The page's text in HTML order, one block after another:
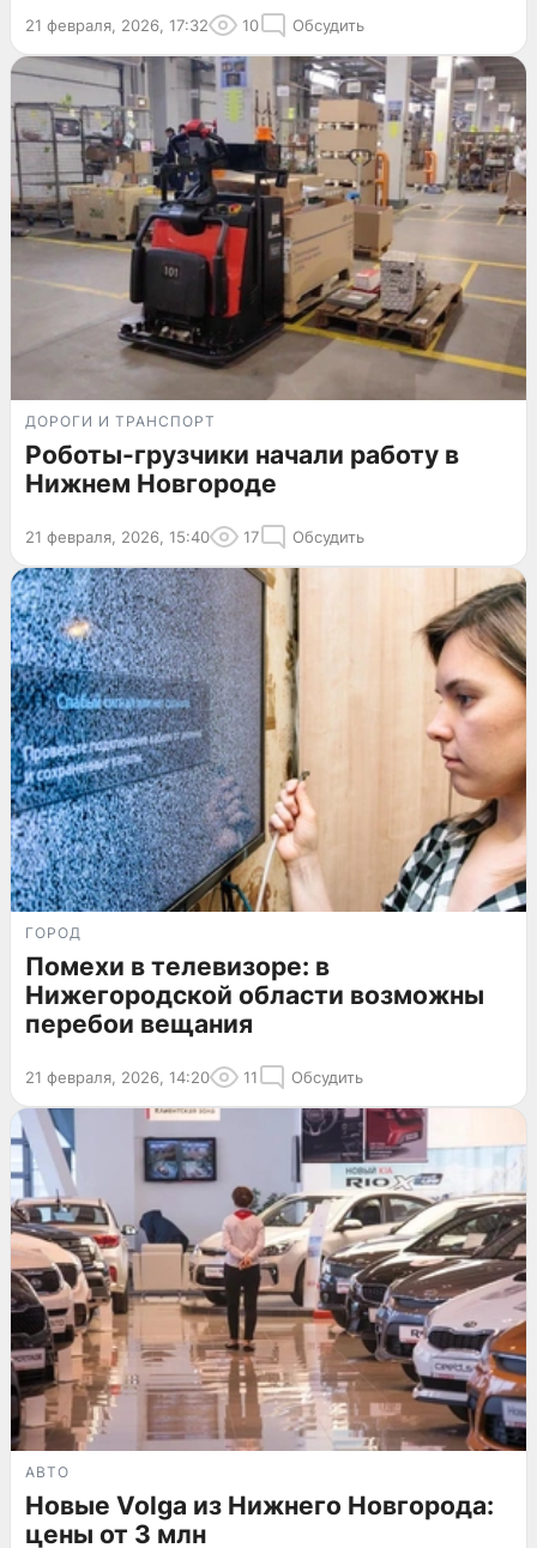
21 февраля, 2026, 17:32 10 Обсудить
ДОРОГИ И ТРАНСПОРТ
Роботы-грузчики начали работу в
Нижнем Новгороде
21 февраля, 2026, 15:40 17 Обсудить
ГОРОД
Помехи в телевизоре: в
Нижегородской области возможны
перебои вещания
21 февраля, 2026, 14:20 11 Обсудить
АВТО
Новые Volga из Нижнего Новгорода:
цены от 3 млн